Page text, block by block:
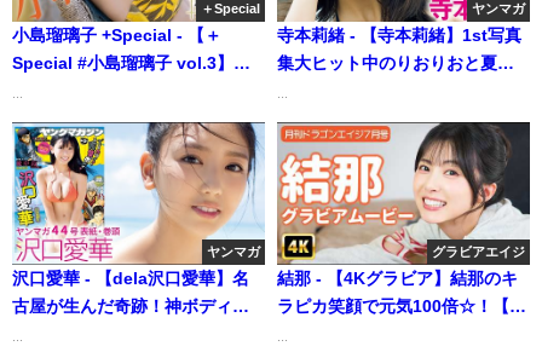
＋Special
小島瑠璃子 +Special - 【＋
Special #小島瑠璃子 vol.3】こ
ラビアを目に焼き付けろ‼︎ ＜
2022年12月後期＞～Ruriko
Kojima～（2022年12月27日） |
週プレChannel【集英社 週刊プ
レイボーイ公式】さんより
ヤンマガ
寺本莉緒 - 【寺本莉緒】1st写真
集大ヒット中のりおりおと夏デ
ボディ最旬撮‼【YM36・37合併
号】（2020年08月02日） | 講談
社ヤンマガchさんより
ヤンマガ
沢口愛華 - 【dela沢口愛華】名
古屋が生んだ奇跡！神ボディを
グラビアエイジ
結那 - 【4Kグラビア】結那のキ
ラピカ笑顔で元気100倍☆！【メ